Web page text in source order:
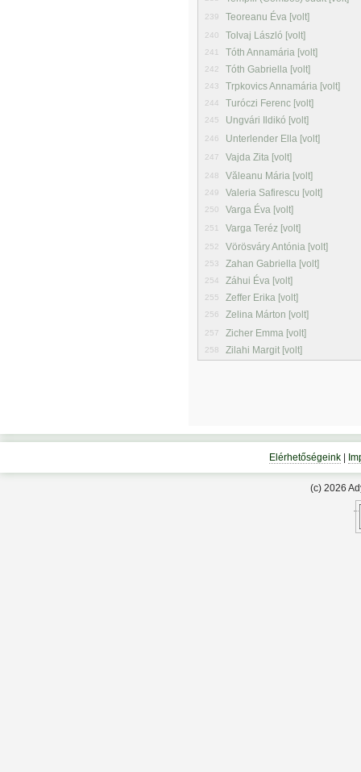
239 Teoreanu Éva [volt]
240 Tolvaj László [volt]
241 Tóth Annamária [volt]
242 Tóth Gabriella [volt]
243 Trpkovics Annamária [volt]
244 Turóczi Ferenc [volt]
245 Ungvári Ildikó [volt]
246 Unterlender Ella [volt]
247 Vajda Zita [volt]
248 Văleanu Mária [volt]
249 Valeria Safirescu [volt]
250 Varga Éva [volt]
251 Varga Teréz [volt]
252 Vörösváry Antónia [volt]
253 Zahan Gabriella [volt]
254 Záhui Éva [volt]
255 Zeffer Erika [volt]
256 Zelina Márton [volt]
257 Zicher Emma [volt]
258 Zilahi Margit [volt]
Elérhetőségeink|
(c) 2026